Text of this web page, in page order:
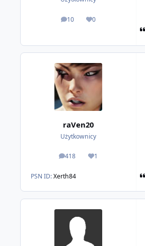
10
odpowiedzi
0
Reputacja
raVen20
Użytkownicy
418
odpowiedzi
1
Reputacja
PSN ID:Xerth84